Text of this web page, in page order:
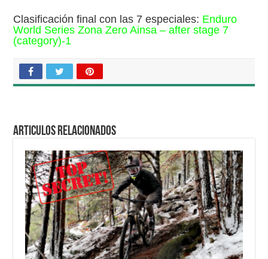
Clasificación final con las 7 especiales: Enduro
World Series Zona Zero Ainsa – after stage 7
(category)-1
Articulos relacionados